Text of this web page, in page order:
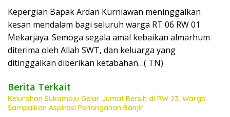
Kepergian Bapak Ardan Kurniawan meninggalkan
kesan mendalam bagi seluruh warga RT 06 RW 01
Mekarjaya. Semoga segala amal kebaikan almarhum
diterima oleh Allah SWT, dan keluarga yang
ditinggalkan diberikan ketabahan…( TN)
Berita Terkait
Kelurahan Sukamaju Gelar Jumat Bersih di RW 23, Warga
Sampaikan Aspirasi Penanganan Banjir